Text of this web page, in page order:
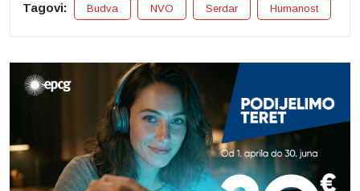
Tagovi: Budva NVO Serdar Humanost